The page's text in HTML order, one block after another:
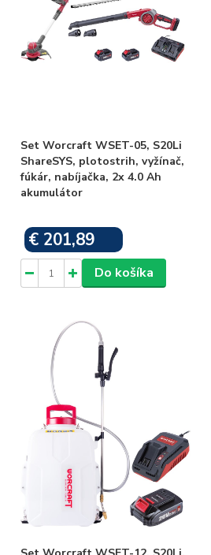
Set Worcraft WSET-05, S20Li
ShareSYS, plotostrih, vyžínač,
fúkár, nabíjačka, 2x 4.0 Ah
akumulátor
€ 201,89
Do košíka